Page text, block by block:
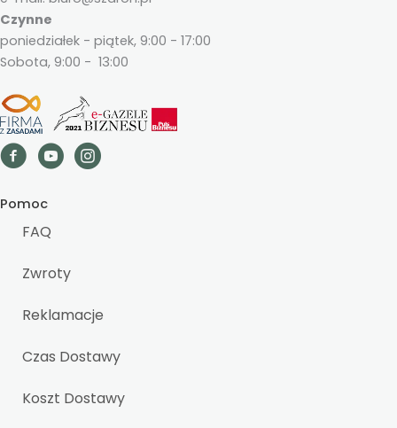
Czynne
poniedziałek - piątek, 9:00 - 17:00
Sobota, 9:00 - 13:00
Pomoc
FAQ
Zwroty
Reklamacje
Czas Dostawy
Koszt Dostawy